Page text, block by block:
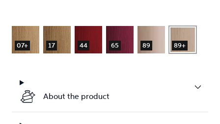
07+ 17 44 65 89 89+
About the product